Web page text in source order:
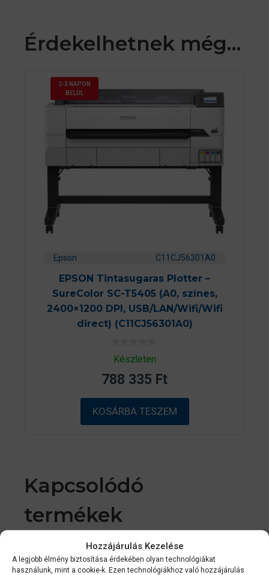
Hozzájárulás Kezelése
A legjobb élmény biztosítása érdekében olyan technológiákat
használunk, mint a cookie-k. Ezen technológiákhoz való hozzájárulás
Érdekelhetnek még…
2-3 NAPON
BELÜL
Epson C11CJ56301A0
EPSON Tintasugaras Plotter –
SureColor SC-T5405 (A0, színes,
2400×1200 DPI, USB/LAN/Wifi/Wifi
direct) (C11CJ56301A0)
0
a
5
b
ő
l
Készleten
788 335 Ft
KOSÁRBA TESZEM
Kapcsolódó
termékek
2-3 NAPON
BELÜL